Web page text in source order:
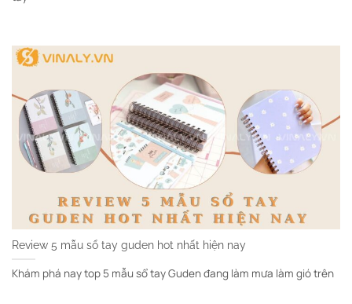
Review 5 mẫu sổ tay guden hot nhất hiện nay
Khám phá nay top 5 mẫu sổ tay Guden đang làm mưa làm gió trên